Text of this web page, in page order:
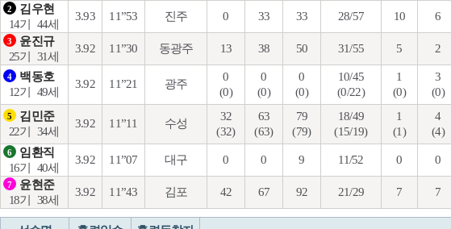
2
김우현
14기
44세
3.93 11”53 진주 0 33 33 28/57 10 6
3
윤진규
25기
31세
3.92 11”30 동광주 13 38 50 31/55 5 2
4
백동호
12기
49세
3.92 11”21 광주
0
(0)
0
(0)
0
(0)
10/45
(0/22)
1
(0)
3
(0)
5
김민준
22기
34세
3.92 11”11 수성
32
(32)
63
(63)
79
(79)
18/49
(15/19)
1
(1)
4
(4)
6
임환직
16기
40세
3.92 11”07 대구 0 0 9 11/52 0 0
7
윤현준
18기
38세
3.92 11”43 김포 42 67 92 21/29 7 7